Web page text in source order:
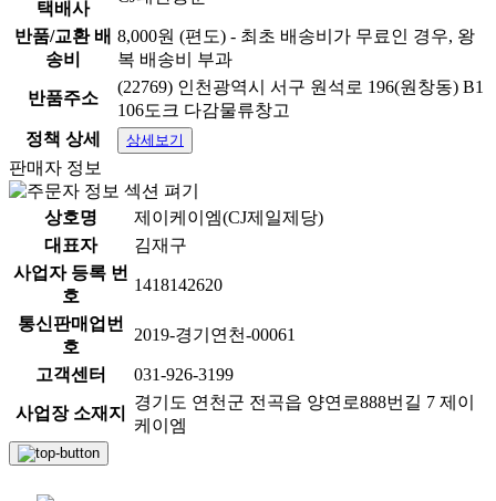
택배사
반품/교환 배
송비
8,000원 (편도) - 최초 배송비가 무료인 경우, 왕
복 배송비 부과
반품주소
(22769) 인천광역시 서구 원석로 196(원창동) B1
106도크 다감물류창고
정책 상세
상세보기
판매자 정보
상호명
제이케이엠(CJ제일제당)
대표자
김재구
사업자 등록 번
호
1418142620
통신판매업번
호
2019-경기연천-00061
고객센터 031-926-3199
사업장 소재지
경기도 연천군 전곡읍 양연로888번길 7 제이
케이엠